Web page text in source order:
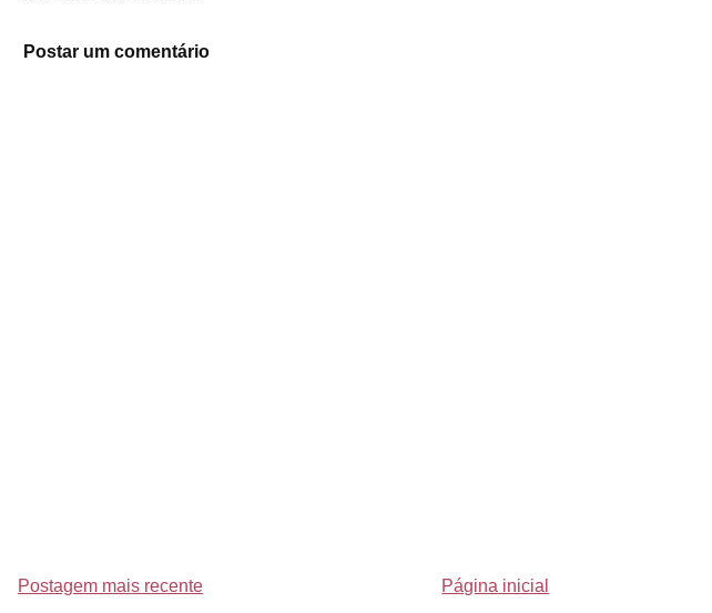
Postar um comentário
Postagem mais recente Página inicial